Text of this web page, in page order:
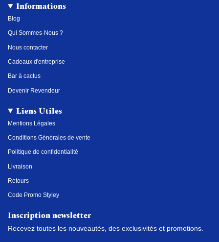
a
m
b
e
t
Informations
Blog
Qui Sommes-Nous ?
Nous contacter
Cadeaux d'entreprise
Bar à cactus
Devenir Revendeur
Liens Utiles
Mentions Légales
Conditions Générales de vente
Politique de confidentialité
Livraison
Retours
Code Promo Styley
Inscription newsletter
Recevez toutes les nouveautés, des exclusivités et promotions.